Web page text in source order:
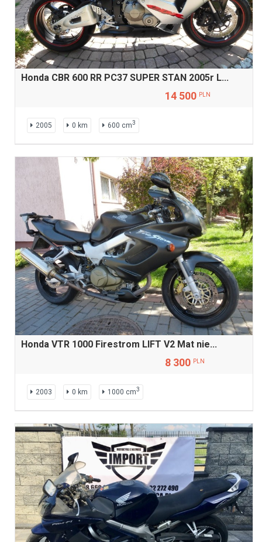
Honda CBR 600 RR PC37 SUPER STAN 2005r L...
14 500 PLN
2005 0 km 600 cm3
Honda VTR 1000 Firestrom LIFT V2 Mat nie...
8 300 PLN
2003 0 km 1000 cm3